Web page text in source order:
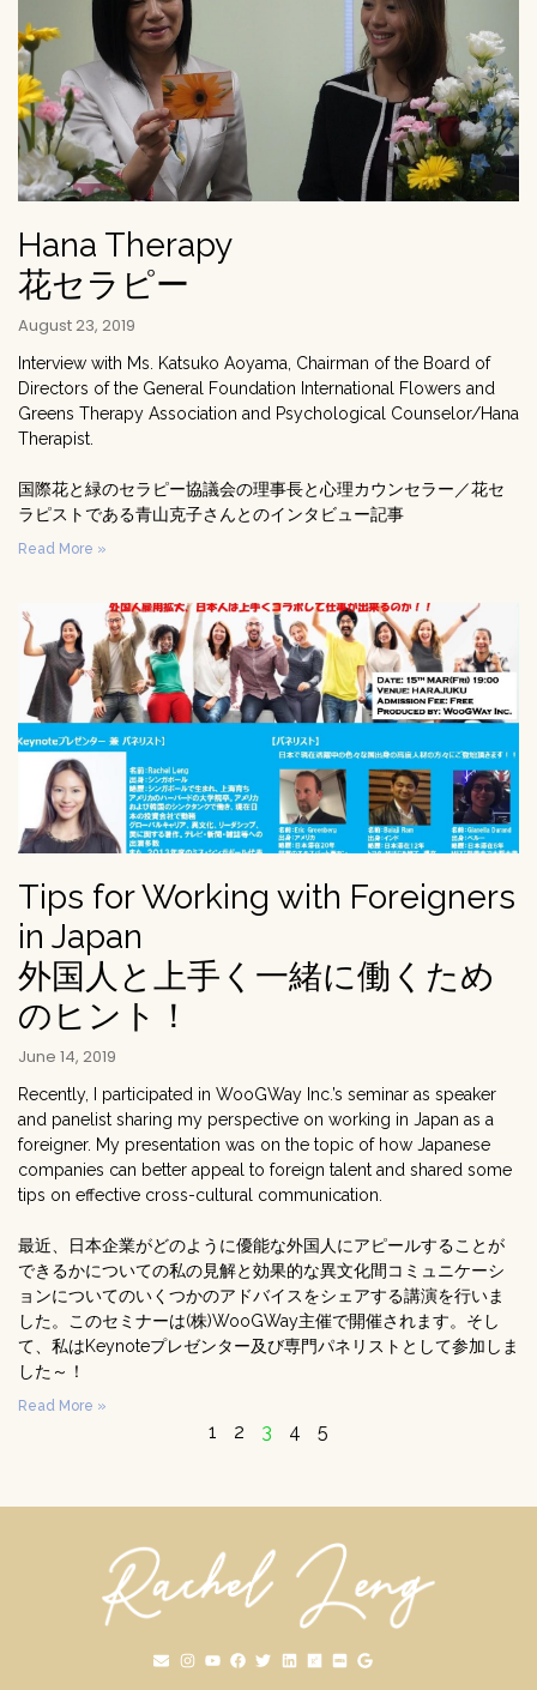
Hana Therapy
花セラピー
August 23, 2019
Interview with Ms. Katsuko Aoyama, Chairman of the Board of
Directors of the General Foundation International Flowers and
Greens Therapy Association and Psychological Counselor/Hana
Therapist.
国際花と緑のセラピー協議会の理事長と心理カウンセラー／花セ
ラピストである青山克子さんとのインタビュー記事
Read More »
Tips for Working with Foreigners
in Japan
外国人と上手く一緒に働くため
のヒント！
June 14, 2019
Recently, I participated in WooGWay Inc.’s seminar as speaker
and panelist sharing my perspective on working in Japan as a
foreigner. My presentation was on the topic of how Japanese
companies can better appeal to foreign talent and shared some
tips on effective cross-cultural communication.
最近、日本企業がどのように優能な外国人にアピールすることが
できるかについての私の見解と効果的な異文化間コミュニケーシ
ョンについてのいくつかのアドバイスをシェアする講演を行いま
した。このセミナーは(株)WooGWay主催で開催されます。そし
て、私はKeynoteプレゼンター及び専門パネリストとして参加しま
した～！
Read More »
1 2 3 4 5